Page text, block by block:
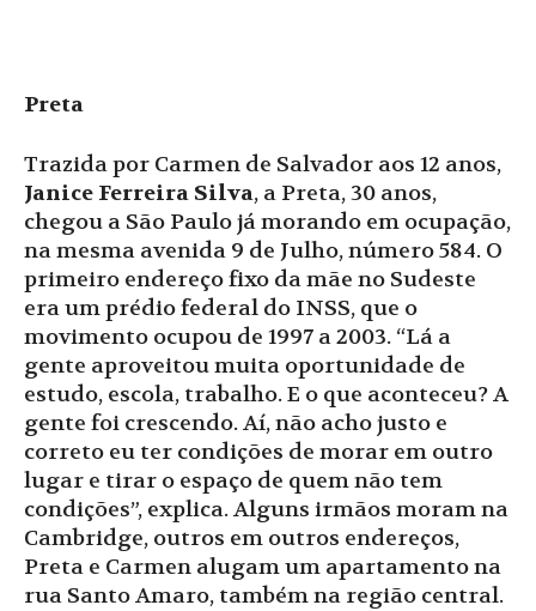
Preta
Trazida por Carmen de Salvador aos 12 anos,
Janice Ferreira Silva, a Preta, 30 anos,
chegou a São Paulo já morando em ocupação,
na mesma avenida 9 de Julho, número 584. O
primeiro endereço fixo da mãe no Sudeste
era um prédio federal do INSS, que o
movimento ocupou de 1997 a 2003. “Lá a
gente aproveitou muita oportunidade de
estudo, escola, trabalho. E o que aconteceu? A
gente foi crescendo. Aí, não acho justo e
correto eu ter condições de morar em outro
lugar e tirar o espaço de quem não tem
condições”, explica. Alguns irmãos moram na
Cambridge, outros em outros endereços,
Preta e Carmen alugam um apartamento na
rua Santo Amaro, também na região central.